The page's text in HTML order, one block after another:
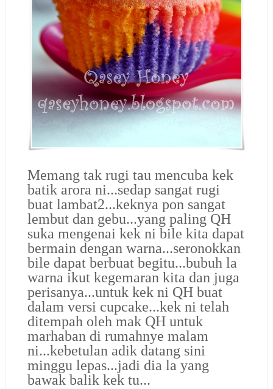
Memang tak rugi tau mencuba kek
batik arora ni...sedap sangat rugi
buat lambat2...keknya pon sangat
lembut dan gebu...yang paling QH
suka mengenai kek ni bile kita dapat
bermain dengan warna...seronokkan
bile dapat berbuat begitu...bubuh la
warna ikut kegemaran kita dan juga
perisanya...untuk kek ni QH buat
dalam versi cupcake...kek ni telah
ditempah oleh mak QH untuk
marhaban di rumahnye malam
ni...kebetulan adik datang sini
minggu lepas...jadi dia la yang
bawak balik kek tu...